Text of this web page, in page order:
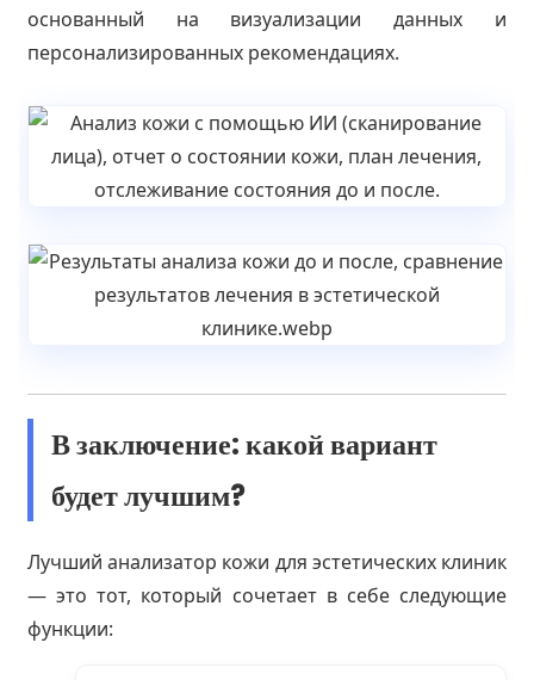
основанный на визуализации данных и
персонализированных рекомендациях.
В заключение: какой вариант
будет лучшим?
Лучший анализатор кожи для эстетических клиник
— это тот, который сочетает в себе следующие
функции: